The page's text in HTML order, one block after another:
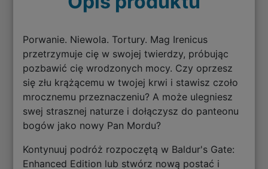
Porwanie. Niewola. Tortury. Mag Irenicus
przetrzymuje cię w swojej twierdzy, próbując
pozbawić cię wrodzonych mocy. Czy oprzesz
się złu krążącemu w twojej krwi i stawisz czoło
mrocznemu przeznaczeniu? A może ulegniesz
swej strasznej naturze i dołączysz do panteonu
bogów jako nowy Pan Mordu?
Kontynuuj podróż rozpoczętą w Baldur's Gate:
Enhanced Edition lub stwórz nową postać i